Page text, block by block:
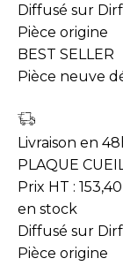
Diffusé sur
Pièce origine
BEST SELLER
Pièce neuve
Livraison en
PLAQUE
Prix HT : 153,40
en stock
Diffusé sur
Pièce origine